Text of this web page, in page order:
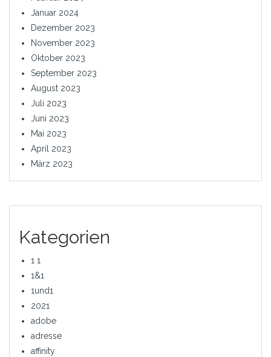
Januar 2024
Dezember 2023
November 2023
Oktober 2023
September 2023
August 2023
Juli 2023
Juni 2023
Mai 2023
April 2023
März 2023
Kategorien
1 1
1&1
1und1
2021
adobe
adresse
affinity